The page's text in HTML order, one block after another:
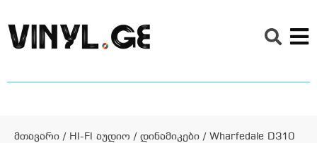
მთავარი / HI-FI აუდიო / დინამიკები / Wharfedale D310